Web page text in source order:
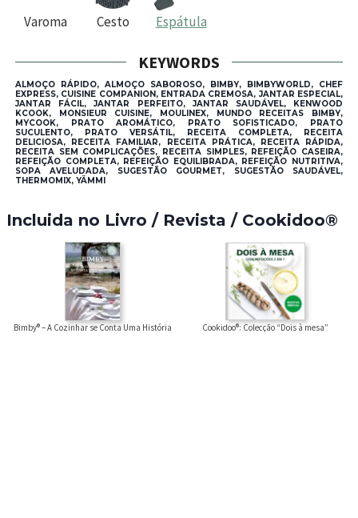
Varoma Cesto Espátula
KEYWORDS
ALMOÇO RÁPIDO, ALMOÇO SABOROSO, BIMBY, BIMBYWORLD, CHEF
EXPRESS, CUISINE COMPANION, ENTRADA CREMOSA, JANTAR ESPECIAL,
JANTAR FÁCIL, JANTAR PERFEITO, JANTAR SAUDÁVEL, KENWOOD
KCOOK, MONSIEUR CUISINE, MOULINEX, MUNDO RECEITAS BIMBY,
MYCOOK, PRATO AROMÁTICO, PRATO SOFISTICADO, PRATO
SUCULENTO, PRATO VERSÁTIL, RECEITA COMPLETA, RECEITA
DELICIOSA, RECEITA FAMILIAR, RECEITA PRÁTICA, RECEITA RÁPIDA,
RECEITA SEM COMPLICAÇÕES, RECEITA SIMPLES, REFEIÇÃO CASEIRA,
REFEIÇÃO COMPLETA, REFEIÇÃO EQUILIBRADA, REFEIÇÃO NUTRITIVA,
SOPA AVELUDADA, SUGESTÃO GOURMET, SUGESTÃO SAUDÁVEL,
THERMOMIX, YÄMMI
Incluida no Livro / Revista / Cookidoo®
Bimby® – A Cozinhar se Conta Uma História Cookidoo®: Colecção “Dois à mesa”